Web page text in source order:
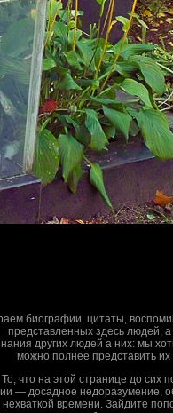
биографии, цитаты,
представленных здесь людей, а
других людей а них: мы
можно полнее представить их
То, что на этой странице до сих
— досадное недоразумение,
нехваткой времени. Зайдите